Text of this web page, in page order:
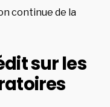
continue de la
sur les